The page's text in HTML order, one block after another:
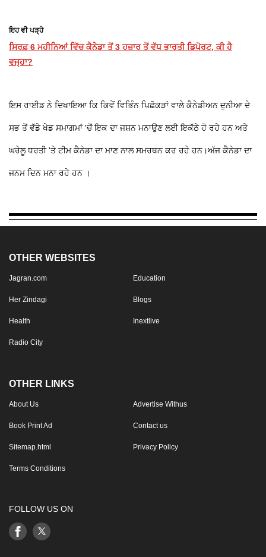
ਇਹ ਵੀ ਪੜ੍ਹੋ
ਸਿਰਫ਼ 6 ਮਹੀਨਿਆਂ ਵਿੱਚ ਕੈਨੇਡਾ ਤੋਂ 3 ਹਜ਼ਾਰ ਤੋਂ ਵੱਧ ਭਾਰਤੀ ਡਿਪੋਰਟ, ਕੀ ਹੈ
ਵਜ੍ਹਾ?
ਇਸ ਰਾਈਡ ਨੇ ਦਿਖਾਇਆ ਕਿ ਕਿਵੇਂ ਵਿਭਿੰਨ ਪਿਛੋਕੜਾਂ ਵਾਲੇ ਕੈਨੇਡੀਅਨ ਦੁਨੀਆ ਦੇ
ਸਭ ਤੋਂ ਵੱਡੇ ਖੇਡ ਸਮਾਗਮਾਂ 'ਚੋਂ ਇਕ ਦਾ ਜਸ਼ਨ ਮਨਾਉਣ ਲਈ ਇਕੱਠੇ ਹੋ ਰਹੇ ਹਨ ਅਤੇ
ਘਰੇਲੂ ਧਰਤੀ 'ਤੇ ਟੀਮ ਕੈਨੇਡਾ ਦਾ ਮਾਣ ਨਾਲ ਸਮਰਥਨ ਕਰ ਰਹੇ ਹਨ।ਅੱਜ ਕੈਨੇਡਾ ਦਾ
ਜਨਮ ਦਿਨ ਮਨਾ ਰਹੇ ਹਨ ।
OTHER WEBSITES
Jagran.com Education
Her Zindagi Blogs
Health Inextlive
Radio City
OTHER LINKS
About Us Advertise Withus
Book Print Ad Contact us
Sitemap.html Privacy Policy
Terms Conditions
FOLLOW US ON